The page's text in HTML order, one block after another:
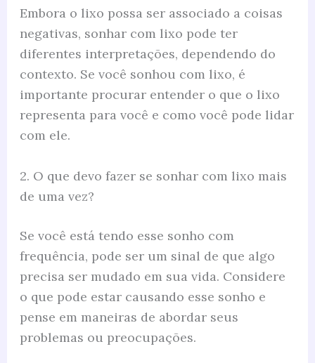
Embora o lixo possa ser associado a coisas
negativas, sonhar com lixo pode ter
diferentes interpretações, dependendo do
contexto. Se você sonhou com lixo, é
importante procurar entender o que o lixo
representa para você e como você pode lidar
com ele.
2. O que devo fazer se sonhar com lixo mais
de uma vez?
Se você está tendo esse sonho com
frequência, pode ser um sinal de que algo
precisa ser mudado em sua vida. Considere
o que pode estar causando esse sonho e
pense em maneiras de abordar seus
problemas ou preocupações.